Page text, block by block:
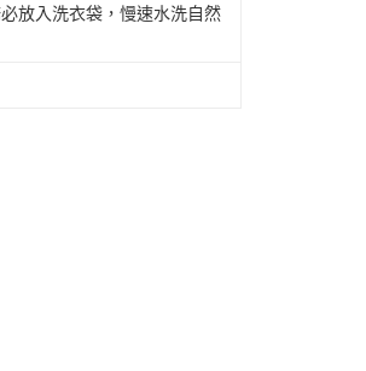
放入洗衣袋，慢速水洗自然